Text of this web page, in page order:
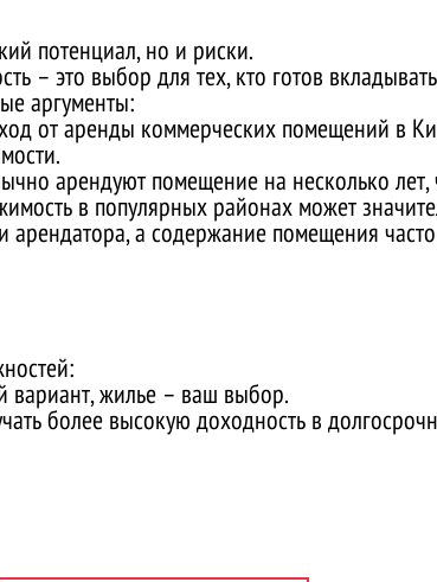
потенциал, но и риски.
– это выбор для тех, кто готов
аргументы:
от аренды коммерческих помещений в
арендуют помещение на несколько лет,
в популярных районах может
арендатора, а содержание помещения
вариант, жилье – ваш выбор.
более высокую доходность в